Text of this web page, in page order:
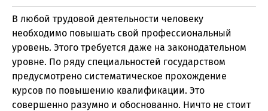
В любой трудовой деятельности человеку
необходимо повышать свой профессиональный
уровень. Этого требуется даже на законодательном
уровне. По ряду специальностей государством
предусмотрено систематическое прохождение
курсов по повышению квалификации. Это
совершенно разумно и обоснованно. Ничто не стоит